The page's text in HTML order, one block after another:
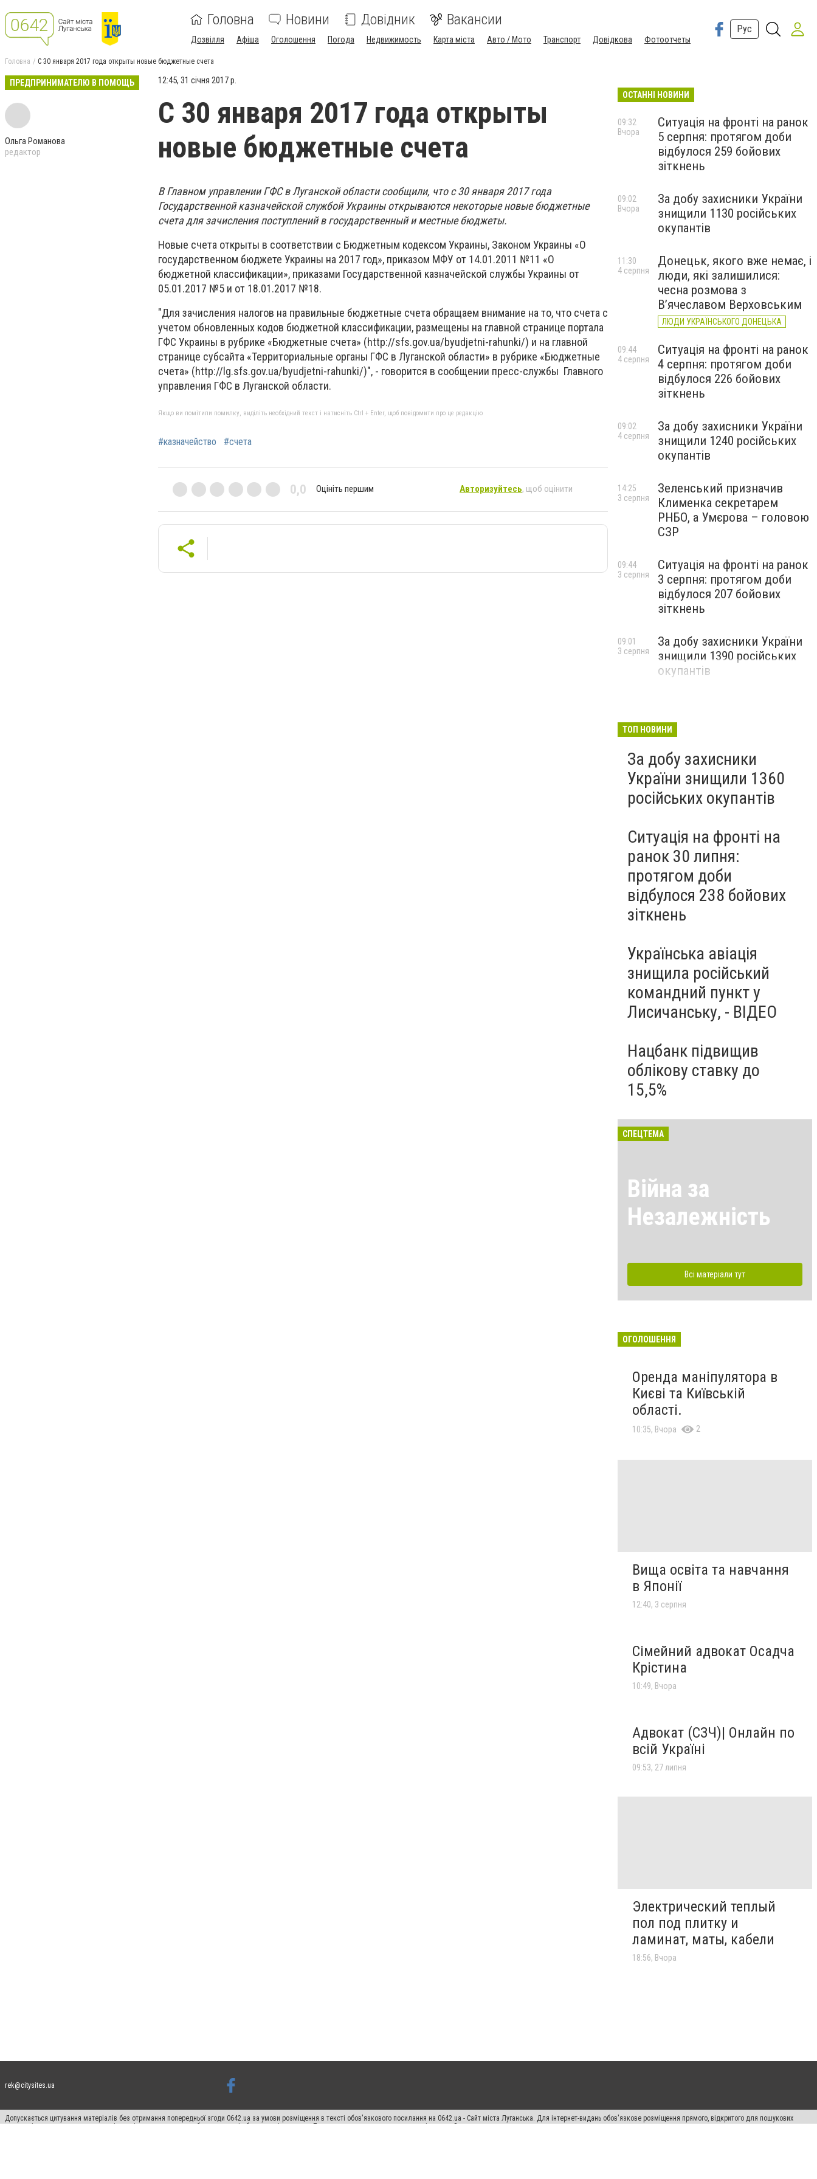
Головна Новини Довідник Вакансии
Дозвілля Афіша Оголошення Погода Недвижимость Карта міста Авто / Мото Транспорт Довідкова Фотоотчеты
Рус
Головна С 30 января 2017 года открыты новые бюджетные счета
ПРЕДПРИНИМАТЕЛЮ В ПОМОЩЬ
Ольга Романова
редактор
12:45, 31 січня 2017 р.
С 30 января 2017 года открыты
новые бюджетные счета
В Главном управлении ГФС в Луганской области сообщили, что с 30 января 2017 года
Государственной казначейской службой Украины открываются некоторые новые бюджетные
счета для зачисления поступлений в государственный и местные бюджеты.
Новые счета открыты в соответствии с Бюджетным кодексом Украины, Законом Украины «О
государственном бюджете Украины на 2017 год», приказом МФУ от 14.01.2011 №11 «О
бюджетной классификации», приказами Государственной казначейской службы Украины от
05.01.2017 №5 и от 18.01.2017 №18.
"Для зачисления налогов на правильные бюджетные счета обращаем внимание на то, что счета с
учетом обновленных кодов бюджетной классификации, размещены на главной странице портала
ГФС Украины в рубрике «Бюджетные счета» (http://sfs.gov.ua/byudjetni-rahunki/) и на главной
странице субсайта «Территориальные органы ГФС в Луганской области» в рубрике «Бюджетные
счета» (http://lg.sfs.gov.ua/byudjetni-rahunki/)", - говорится в сообщении пресс-службы Главного
управления ГФС в Луганской области.
Якщо ви помітили помилку, виділіть необхідний текст і натисніть Ctrl + Enter, щоб повідомити про це редакцію
#казначейство #счета
0,0 Оцініть першим Авторизуйтесь, щоб оцінити
ОСТАННІ НОВИНИ
Ситуація на фронті на ранок
5 серпня: протягом доби
відбулося 259 бойових
зіткнень
09:32
Вчора
За добу захисники України
знищили 1130 російських
окупантів
09:02
Вчора
Донецьк, якого вже немає, і
люди, які залишилися:
чесна розмова з
В’ячеславом Верховським
ЛЮДИ УКРАЇНСЬКОГО ДОНЕЦЬКА
11:30
4 серпня
Ситуація на фронті на ранок
4 серпня: протягом доби
відбулося 226 бойових
зіткнень
09:44
4 серпня
За добу захисники України
знищили 1240 російських
окупантів
09:02
4 серпня
Зеленський призначив
Клименка секретарем
РНБО, а Умєрова – головою
СЗР
14:25
3 серпня
Ситуація на фронті на ранок
3 серпня: протягом доби
відбулося 207 бойових
зіткнень
09:44
3 серпня
За добу захисники України
знищили 1390 російських
окупантів
09:01
3 серпня
ТОП НОВИНИ
За добу захисники
України знищили 1360
російських окупантів
Ситуація на фронті на
ранок 30 липня:
протягом доби
відбулося 238 бойових
зіткнень
Українська авіація
знищила російський
командний пункт у
Лисичанську, - ВІДЕО
Нацбанк підвищив
облікову ставку до
15,5%
СПЕЦТЕМА
Війна за
Незалежність
Всі матеріали тут
ОГОЛОШЕННЯ
Оренда маніпулятора в
Києві та Київській
області.
10:35, Вчора 2
Вища освіта та навчання
в Японії
12:40, 3 серпня
Сімейний адвокат Осадча
Крістина
10:49, Вчора
Адвокат (СЗЧ)| Онлайн по
всій Україні
09:53, 27 липня
Электрический теплый
пол под плитку и
ламинат, маты, кабели
18:56, Вчора
rek@citysites.ua
Допускається цитування матеріалів без отримання попередньої згоди 0642.ua за умови розміщення в тексті обов'язкового посилання на 0642.ua - Сайт міста Луганська. Для інтернет-видань обов'язкове розміщення прямого, відкритого для пошукових
систем гіперпосилання на цитовані статті не нижче другого абзацу в тексті або в якості джерела. Порушення виняткових прав переслідується Законом.